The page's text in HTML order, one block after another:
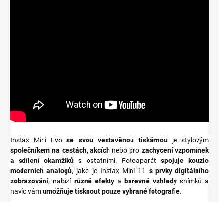
Instax Mini Evose svou vestavěnou tiskárnouje stylovým
společníkem na cestách, akcíchnebo pro zachycení vzpomínek
a sdílení okamžiků s ostatními. Fotoaparát spojuje kouzlo
moderních analogů, jako je Instax Mini 11 s prvky digitálního
zobrazování, nabízí různé efektya barevné vzhledysnímků a
navíc vámumožňuje tisknout pouze vybrané fotografie.